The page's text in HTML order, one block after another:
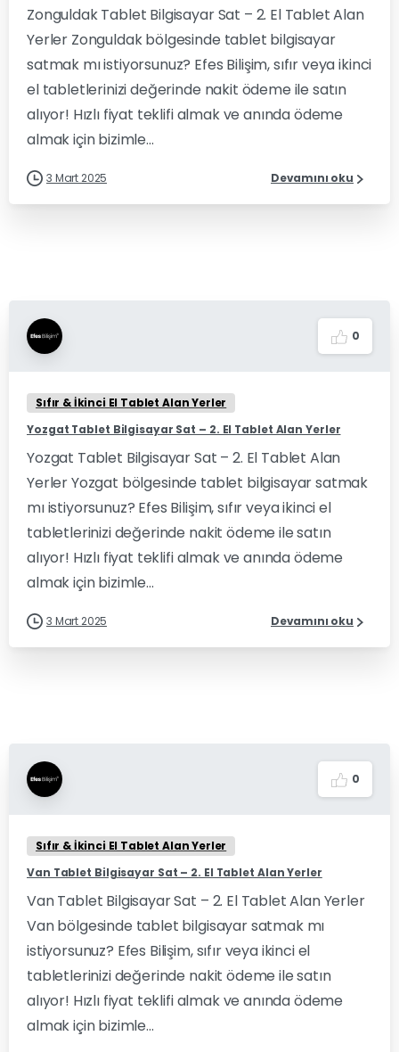
Zonguldak Tablet Bilgisayar Sat – 2. El Tablet Alan
Yerler Zonguldak bölgesinde tablet bilgisayar
satmak mı istiyorsunuz? Efes Bilişim, sıfır veya ikinci
el tabletlerinizi değerinde nakit ödeme ile satın
alıyor! Hızlı fiyat teklifi almak ve anında ödeme
almak için bizimle...
3 Mart 2025 Devamını oku
0
Sıfır & İkinci El Tablet Alan Yerler
Yozgat Tablet Bilgisayar Sat – 2. El Tablet Alan Yerler
Yozgat Tablet Bilgisayar Sat – 2. El Tablet Alan
Yerler Yozgat bölgesinde tablet bilgisayar satmak
mı istiyorsunuz? Efes Bilişim, sıfır veya ikinci el
tabletlerinizi değerinde nakit ödeme ile satın
alıyor! Hızlı fiyat teklifi almak ve anında ödeme
almak için bizimle...
3 Mart 2025 Devamını oku
0
Sıfır & İkinci El Tablet Alan Yerler
Van Tablet Bilgisayar Sat – 2. El Tablet Alan Yerler
Van Tablet Bilgisayar Sat – 2. El Tablet Alan Yerler
Van bölgesinde tablet bilgisayar satmak mı
istiyorsunuz? Efes Bilişim, sıfır veya ikinci el
tabletlerinizi değerinde nakit ödeme ile satın
alıyor! Hızlı fiyat teklifi almak ve anında ödeme
almak için bizimle...